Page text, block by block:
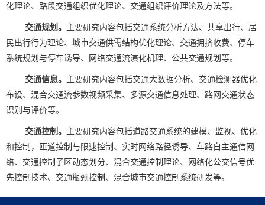
化理论、路段交通组织优化理论、交通组织评价理论及方法等。
交通规划。 主要研究内容包括交通系统分析方法、共享出行、居
民出行行为理论、城市交通供需结构优化理论、交通拥挤收费、停车
系统规划与停车诱导、网络交通流演化机理、公共交通规划等。
交通信息。 主要研究内容包括交通大数据分析、交通检测器优化
布设、混合交通流参数视频采集、多源交通信息处理、路网交通状态
识别与评价等。
交通控制。 主要研究内容包括道路交通系统的建模、监视、优化
和控制，匝道控制与限速控制、实时网络路径诱导、车路自主通信网
络、交通控制子区动态划分、混合交通控制理论、网络化公交信号优
先控制技术、交通瓶颈控制、混合城市交通控制系统研发等。